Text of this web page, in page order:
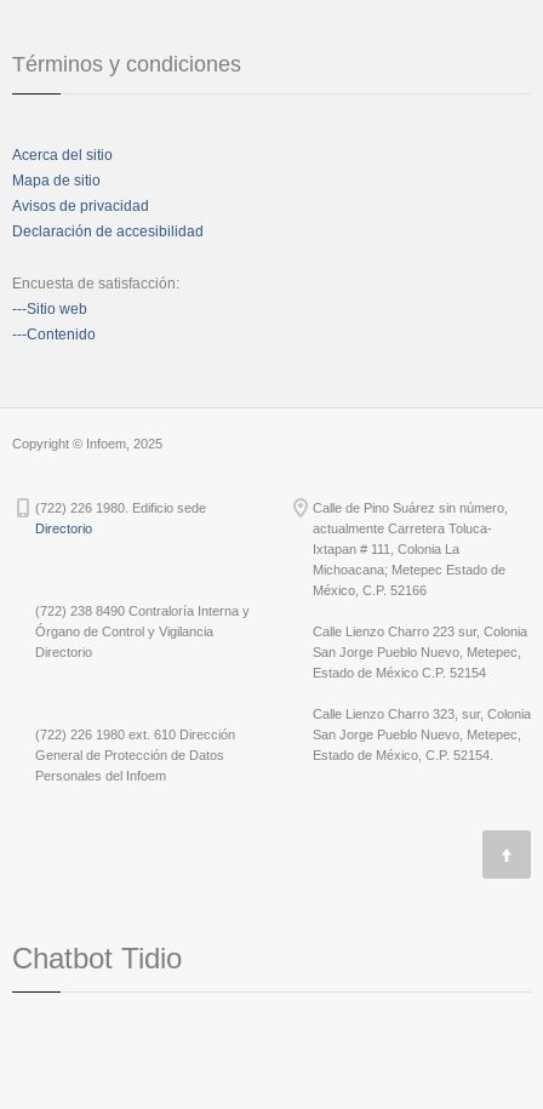
Términos y condiciones
Acerca del sitio
Mapa de sitio
Avisos de privacidad
Declaración de accesibilidad
Encuesta de satisfacción:
---Sitio web
---Contenido
Copyright © Infoem, 2025
(722) 226 1980. Edificio sede
Directorio
(722) 238 8490 Contraloría Interna y
Órgano de Control y Vigilancia
Directorio
(722) 226 1980 ext. 610 Dirección
General de Protección de Datos
Personales del Infoem
Calle de Pino Suárez sin número,
actualmente Carretera Toluca-
Ixtapan # 111, Colonia La
Michoacana; Metepec Estado de
México, C.P. 52166
Calle Lienzo Charro 223 sur, Colonia
San Jorge Pueblo Nuevo, Metepec,
Estado de México C.P. 52154
Calle Lienzo Charro 323, sur, Colonia
San Jorge Pueblo Nuevo, Metepec,
Estado de México, C.P. 52154.
Chatbot Tidio